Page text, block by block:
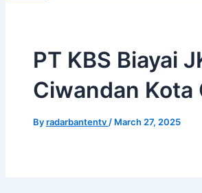
PT KBS Biayai
Ciwandan Kota
Byradarbantentv / March 27, 2025